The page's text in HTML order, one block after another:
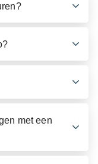
met een